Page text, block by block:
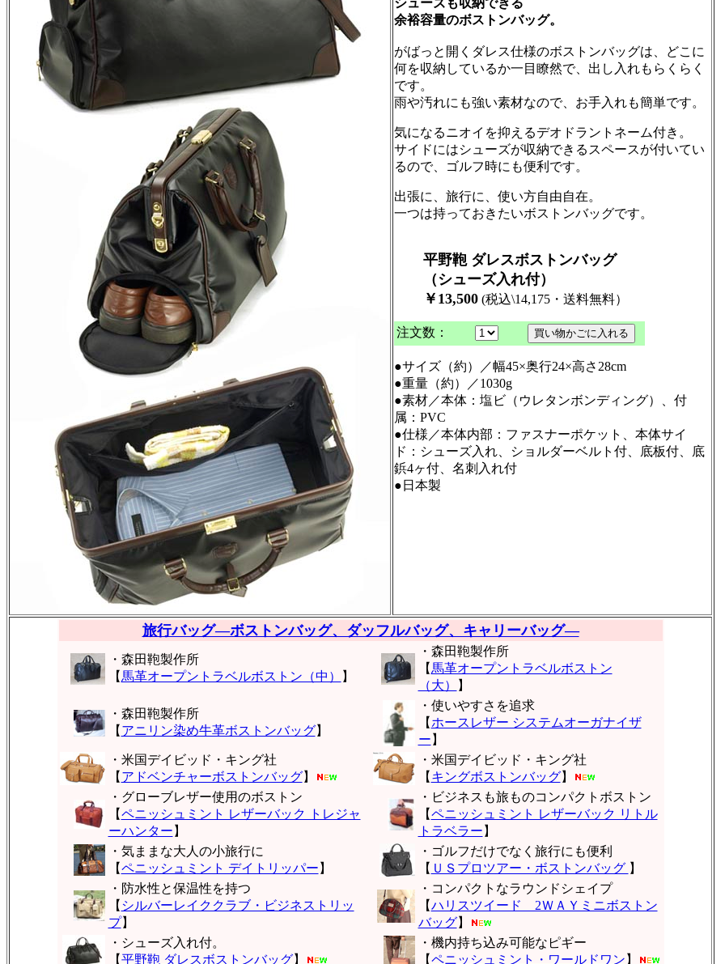
シューズも収納できる
余裕容量のボストンバッグ。
がばっと開くダレス仕様のボストンバッグは、どこに
何を収納しているか一目瞭然で、出し入れもらくらく
です。
雨や汚れにも強い素材なので、お手入れも簡単です。
気になるニオイを抑えるデオドラントネーム付き。
サイドにはシューズが収納できるスペースが付いてい
るので、ゴルフ時にも便利です。
出張に、旅行に、使い方自由自在。
一つは持っておきたいボストンバッグです。
平野鞄 ダレスボストンバッグ
（シューズ入れ付）
￥ 13,500 (税込\14,175・送料無料）
注文数：
●サイズ（約）／幅45×奥行24×高さ28cm
●重量（約）／1030g
●素材／本体：塩ビ（ウレタンボンディング）、付
属：PVC
●仕様／本体内部：ファスナーポケット、本体サイ
ド：シューズ入れ、ショルダーベルト付、底板付、底
鋲4ヶ付、名刺入れ付
●日本製
旅行バッグ―ボストンバッグ、ダッフルバッグ、キャリーバッグ―
・森田鞄製作所
【 馬革オープントラベルボストン（中） 】
・森田鞄製作所
【 馬革オープントラベルボストン
（大）
】
・森田鞄製作所
【 アニリン染め牛革ボストンバッグ】
・使いやすさを追求
【 ホースレザー システムオーガナイザ
ー 】
・米国デイビッド・キング社
【 アドベンチャーボストンバッグ】
・米国デイビッド・キング社
【 キングボストンバッグ】
・グローブレザー使用のボストン
【ペニッシュミント レザーバック トレジャ
ーハンター 】
・ビジネスも旅ものコンパクトボストン
【ペニッシュミント レザーバック リトル
トラベラー 】
・気ままな大人の小旅行に
【ペニッシュミント デイトリッパー 】
・ゴルフだけでなく旅行にも便利
【 ＵＳプロツアー・ボストンバッグ 】
・防水性と保温性を持つ
【 シルバーレイククラブ・ビジネストリッ
プ】
・コンパクトなラウンドシェイプ
【ハリスツイード 2ＷＡＹミニボストン
バッグ】
・シューズ入れ付。
【平野鞄 ダレスボストンバッグ】
・機内持ち込み可能なピギー
【ペニッシュミント・ワールドワン 】